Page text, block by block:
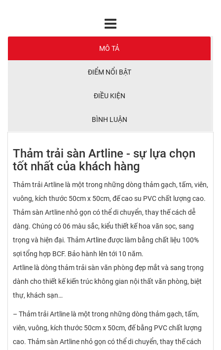
MÔ TẢ
ĐIỂM NỔI BẬT
ĐIỀU KIỆN
BÌNH LUẬN
Thảm trải sàn Artline - sự lựa chọn
tốt nhất của khách hàng
Thảm trải Artline là một trong những dòng thảm gạch, tấm, viên,
vuông, kích thước 50cm x 50cm, đế cao su PVC chất lượng cao.
Thảm sàn Artline nhỏ gọn có thể di chuyển, thay thế cách dễ
dàng. Chúng có 06 màu sắc, kiểu thiết kế hoa văn sọc, sang
trọng và hiện đại. Thảm Artline được làm bằng chất liệu 100%
sợi tổng hợp BCF. Bảo hành lên tới 10 năm.
Artline là dòng thảm trải sàn văn phòng đẹp mắt và sang trọng
dành cho thiết kế kiến trúc không gian nội thất văn phòng, biệt
thự, khách sạn…
– Thảm trải Artline là một trong những dòng thảm gạch, tấm,
viên, vuông, kích thước 50cm x 50cm, đế bằng PVC chất lượng
cao. Thảm sàn Artline nhỏ gọn có thể di chuyển, thay thế cách